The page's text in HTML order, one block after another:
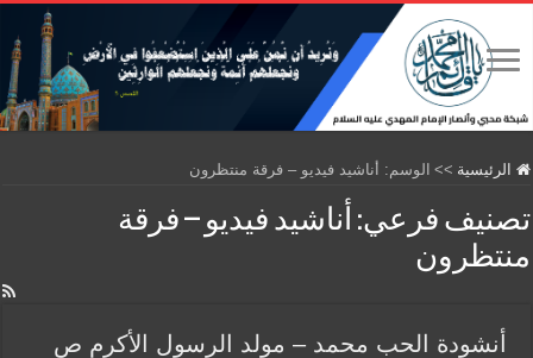
الرئيسية >> الوسم: أناشيد فيديو – فرقة منتظرون
تصنيف فرعي: أناشيد فيديو – فرقة
منتظرون
أنشودة الحب محمد – مولد الرسول الأكرم ص